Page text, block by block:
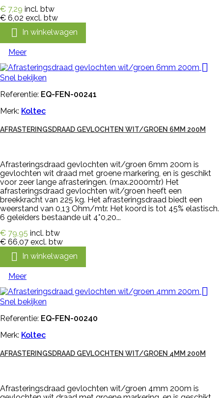
€ 7,29 incl. btw
€ 6,02 excl. btw
 In winkelwagen
Meer

Snel bekijken
Referentie: EQ-FEN-00241
Merk: Koltec
AFRASTERINGSDRAAD GEVLOCHTEN WIT/GROEN 6MM 200M
Afrasteringsdraad gevlochten wit/groen 6mm 200m is
gevlochten wit draad met groene markering, en is geschikt
voor zeer lange afrasteringen. (max.2000mtr) Het
afrasteringsdraad gevlochten wit/groen heeft een
breekkracht van 225 kg. Het afrasteringsdraad biedt een
weerstand van 0,13 Ohm/mtr. Het koord is tot 45% elastisch.
6 geleiders bestaande uit 4*0,20...
€ 79,95 incl. btw
€ 66,07 excl. btw
 In winkelwagen
Meer

Snel bekijken
Referentie: EQ-FEN-00240
Merk: Koltec
AFRASTERINGSDRAAD GEVLOCHTEN WIT/GROEN 4MM 200M
Afrasteringsdraad gevlochten wit/groen 4mm 200m is